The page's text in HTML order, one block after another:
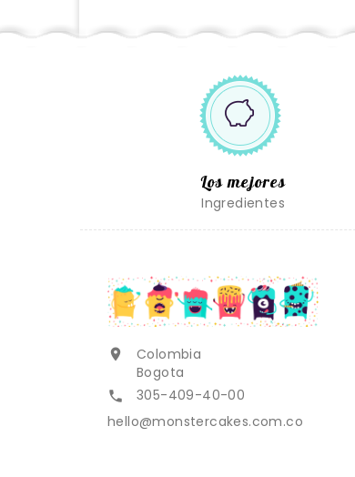
Los mejores
Ingredientes

Colombia
Bogota

305-409-40-00
hello@monstercakes.com.co